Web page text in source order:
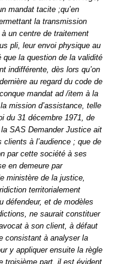
mandat tacite ;qu’en
la transmission
un centre de traitement
pli, leur envoi physique au
que la question de la validité
indifférente, dès lors qu’on
au regard du code de
mandat ad /item à la
mission d’assistance, telle
du 31 décembre 1971, de
la SAS Demander Justice ait
à l’audience ; que de
par cette société à ses
en demeure par
ministère de la justice,
territorialement
défendeur, et de modèles
ne saurait constituer
à son client, à défaut
consistant à analyser la
y appliquer ensuite la règle
troisième part, il est évident